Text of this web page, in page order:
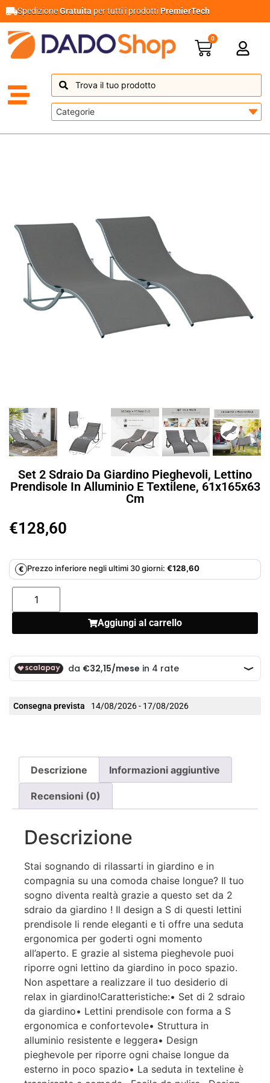
SpedizioneGratuita per tutti i prodottiPremierTech
0
Set 2 Sdraio Da Giardino Pieghevoli, Lettino
Prendisole In Alluminio E Textilene, 61x165x63
Cm
€128,60
€ Prezzo inferiore negli ultimi 30 giorni: €128,60
Aggiungi al carrello
Consegna prevista 14/08/2026 - 17/08/2026
Descrizione Informazioni aggiuntive
Recensioni (0)
Descrizione
Stai sognando di rilassarti in giardino e in
compagnia su una comoda chaise longue? Il tuo
sogno diventa realtà grazie a questo set da 2
sdraio da giardino ! Il design a S di questi lettini
prendisole li rende eleganti e ti offre una seduta
ergonomica per goderti ogni momento
all’aperto. E grazie al sistema pieghevole puoi
riporre ogni lettino da giardino in poco spazio.
Non aspettare a realizzare il tuo desiderio di
relax in giardino!Caratteristiche:• Set di 2 sdraio
da giardino• Lettini prendisole con forma a S
ergonomica e confortevole• Struttura in
alluminio resistente e leggera• Design
pieghevole per riporre ogni chaise longue da
esterno in poco spazio• La seduta in texteline è